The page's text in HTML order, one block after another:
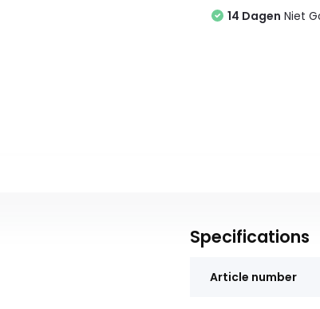
14 Dagen Niet
Specifications
Article number